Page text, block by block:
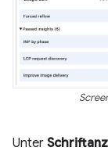
Unter